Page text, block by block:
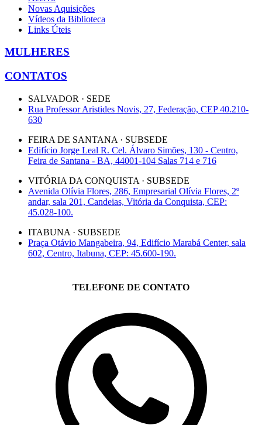
Novas Aquisições
Vídeos da Biblioteca
Links Úteis
MULHERES
CONTATOS
SALVADOR · SEDE
Rua Professor Aristides Novis, 27, Federação, CEP 40.210-
630
FEIRA DE SANTANA · SUBSEDE
Edifício Jorge Leal R. Cel. Álvaro Simões, 130 - Centro,
Feira de Santana - BA, 44001-104 Salas 714 e 716
VITÓRIA DA CONQUISTA · SUBSEDE
Avenida Olívia Flores, 286, Empresarial Olívia Flores, 2º
andar, sala 201, Candeias, Vitória da Conquista, CEP:
45.028-100.
ITABUNA · SUBSEDE
Praça Otávio Mangabeira, 94, Edifício Marabá Center, sala
602, Centro, Itabuna, CEP: 45.600-190.
TELEFONE DE CONTATO